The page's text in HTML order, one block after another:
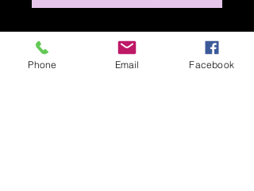
Tempera grassa e olio su tavola
(61x62)
Phone Email Facebook